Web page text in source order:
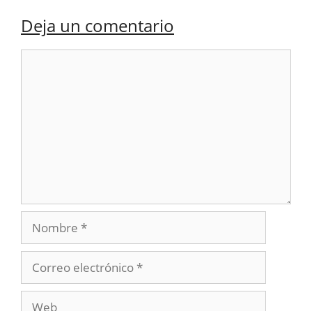
Deja un comentario
Nombre
electrónico